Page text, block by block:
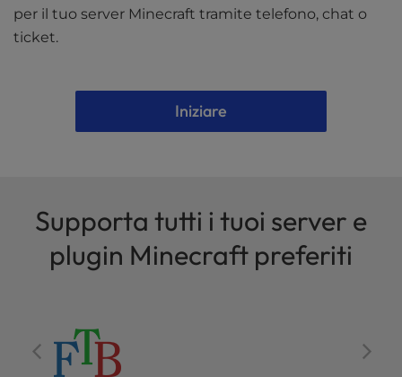
per il tuo server Minecraft tramite telefono, chat o
ticket.
Iniziare
Supporta tutti i tuoi server e
plugin Minecraft preferiti